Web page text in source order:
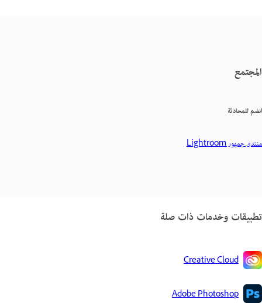
المجتمع
انضم للمحادثة
منتدى جمهور Lightroom
تطبيقات وخدمات ذات صلة
Creative Cloud
Adobe Photoshop